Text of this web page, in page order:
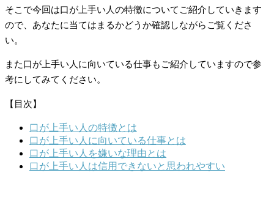
そこで今回は口が上手い人の特徴についてご紹介していきます
ので、あなたに当てはまるかどうか確認しながらご覧くださ
い。
また口が上手い人に向いている仕事もご紹介していますので参
考にしてみてください。
【目次】
口が上手い人の特徴とは
口が上手い人に向いている仕事とは
口が上手い人を嫌いな理由とは
口が上手い人は信用できないと思われやすい